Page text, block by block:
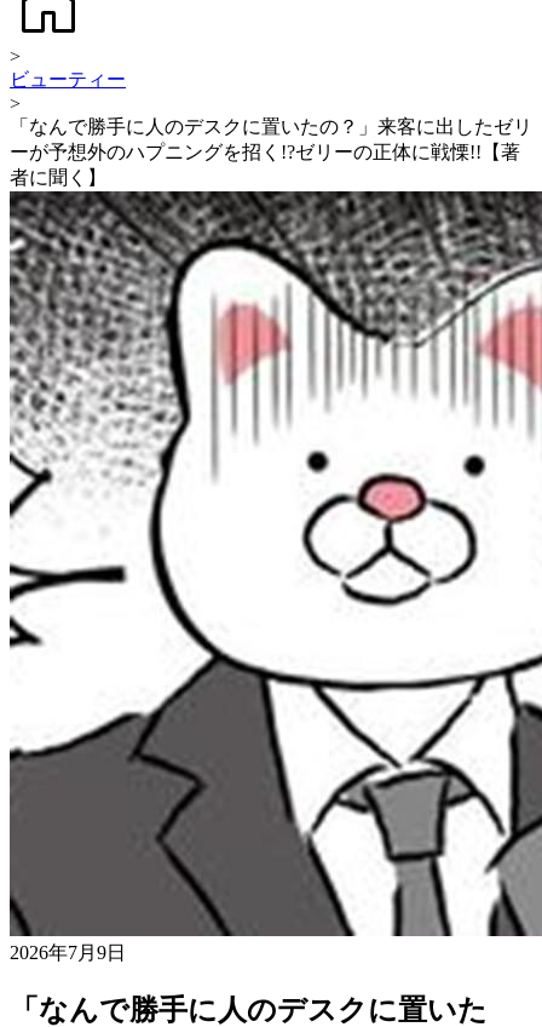
>
ビューティー
>
「なんで勝手に人のデスクに置いたの？」来客に出したゼリ
ーが予想外のハプニングを招く!?ゼリーの正体に戦慄!!【著
者に聞く】
2026年7月9日
「なんで勝手に人のデスクに置いた